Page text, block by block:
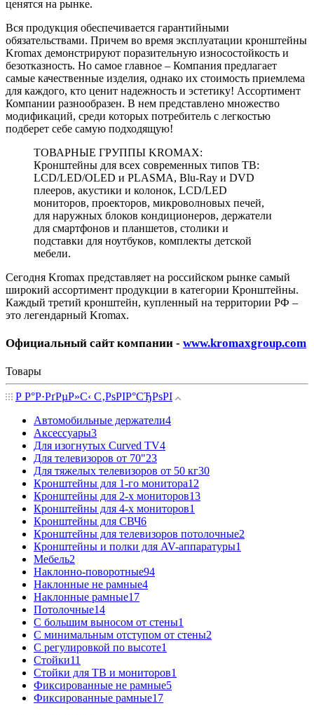
ценятся на рынке.
Вся продукция обеспечивается гарантийными
обязательствами. Причем во время эксплуатации кронштейны
Kromax демонстрируют поразительную износостойкость и
безотказность. Но самое главное – Компания предлагает
самые качественные изделия, однако их стоимость приемлема
для каждого, кто ценит надежность и эстетику! Ассортимент
Компании разнообразен. В нем представлено множество
модификаций, среди которых потребитель с легкостью
подберет себе самую подходящую!
ТОВАРНЫЕ ГРУППЫ KROMAX:
Кронштейны для всех современных типов ТВ:
LCD/LED/OLED и PLASMA, Blu-Ray и DVD
плееров, акустики и колонок, LCD/LED
мониторов, проекторов, микроволновых печей,
для наружных блоков кондиционеров, держатели
для смартфонов и планшетов, столики и
подставки для ноутбуков, комплекты детской
мебели.
Сегодня Kromax представляет на российском рынке самый
широкий ассортимент продукции в категории Кронштейны.
Каждый третий кронштейн, купленный на территории РФ –
это легендарный Kromax.
Официальный сайт компании - www.kromaxgroup.com
Товары
Р Р°Р·РґРµР»С‹ С‚РѕРІР°СЂРѕРІ
Автомобильные держатели4
Аксессуары3
Для изогнутых Curved TV4
Для телевизоров от 70"23
Для тяжелых телевизоров от 50 кг30
Кронштейны для 1-го монитора12
Кронштейны для 2-х мониторов13
Кронштейны для 4-х мониторов1
Кронштейны для СВЧ6
Кронштейны для телевизоров потолочные2
Кронштейны и полки для AV-аппаратуры1
Мебель2
Наклонно-поворотные94
Наклонные не рамные4
Наклонные рамные17
Потолочные14
С большим выносом от стены1
С минимальным отступом от стены2
С регулировкой по высоте1
Стойки11
Стойки для ТВ и мониторов1
Фиксированные не рамные5
Фиксированные рамные17